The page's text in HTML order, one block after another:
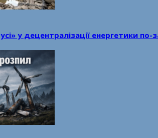
у децентралізації енергетики по-